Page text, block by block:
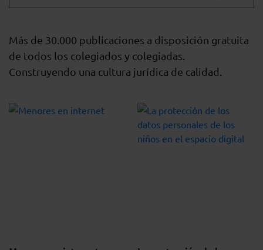
Más de 30.000 publicaciones a disposición gratuita
de todos los colegiados y colegiadas.
Construyendo una cultura jurídica de calidad.